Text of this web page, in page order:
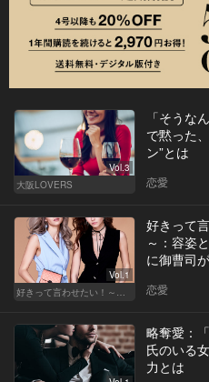
Vol.3
大阪LOVERS
「そうな
で黙った
ン”とは
恋愛
Vol.1
好きって言わせたい！～正反対のふたり～
好きって
～：容姿
に御曹司
恋愛
略奪愛：
氏のいる
力とは